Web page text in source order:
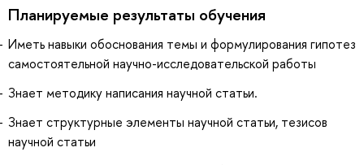
Планируемые результаты обучения
Иметь навыки обоснования темы и формулирования гипотез
самостоятельной научно-исследовательской работы
Знает методику написания научной статьи.
Знает структурные элементы научной статьи, тезисов
научной статьи